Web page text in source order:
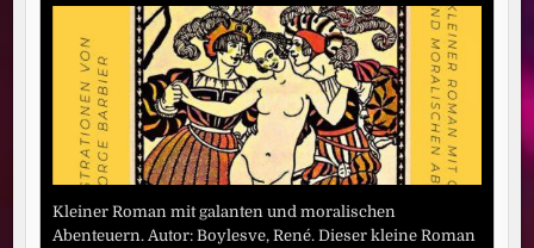
Kleiner Roman mit galanten und moralischen
Abenteuern. Autor: Boylesve, René. Dieser kleine Roman